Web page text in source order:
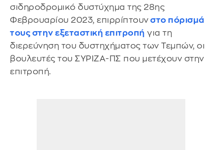
σιδηροδρομικό δυστύχημα της 28ης
Φεβρουαρίου 2023, επιρρίπτουν στο πόρισμά
τους στην εξεταστική επιτροπή για τη
διερεύνηση του δυστηχήματος των Τεμπών, οι
βουλευτές του ΣΥΡΙΖΑ-ΠΣ που μετέχουν στην
επιτροπή.